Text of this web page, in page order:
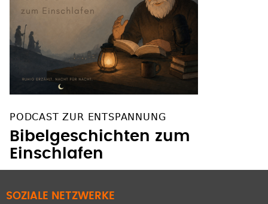
PODCAST ZUR ENTSPANNUNG
Bibelgeschichten zum
Einschlafen
SOZIALE NETZWERKE